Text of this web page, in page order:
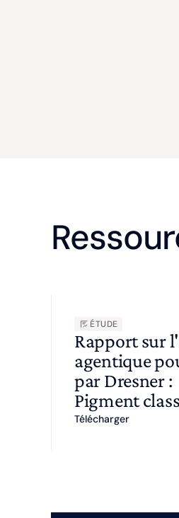
ÉTUDE
Rapport sur
agentique
par Dresner :
Pigment
Télécharger